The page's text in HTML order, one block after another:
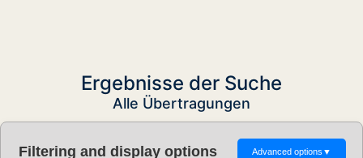
Ergebnisse der Suche
Alle Übertragungen
Filtering and display options Advanced options ▼